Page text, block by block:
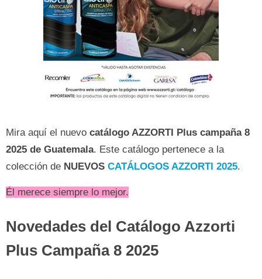
Mira aquí el nuevo catálogo AZZORTI Plus campaña 8
2025 de Guatemala. Este catálogo pertenece a la
colección de NUEVOS CATÁLOGOS AZZORTI 2025.
Él merece siempre lo mejor.
Novedades del Catálogo Azzorti
Plus Campaña 8 2025